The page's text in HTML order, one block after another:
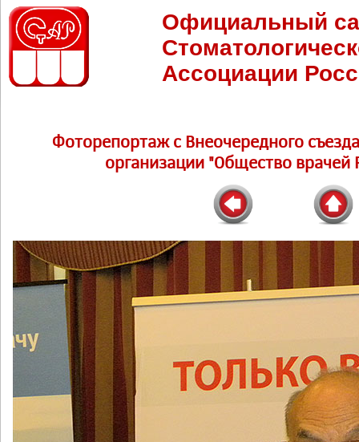
Официальный
Ассоциации
Фоторепортаж c Внеочередного
организации "Общество врачей